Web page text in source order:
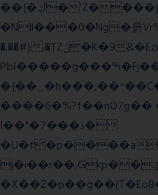
��{�ڮ�'Z����
�Nll���0�Ng�륽
�.��#}.�TZݩ�K�9&�Eze6�.��ŀ��v��
PЫ�����g���ߒ�Fj��N.?
�{��_�h��
����6�%?f��nO7
I��"�7 ���ڎ�
�U�f�p����a